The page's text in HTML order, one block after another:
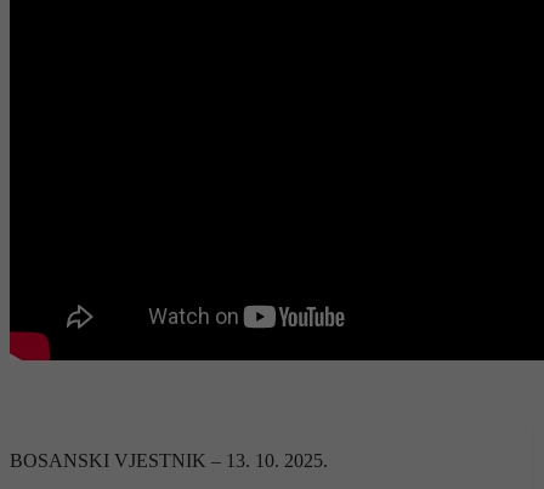
BOSANSKI VJESTNIK – 13. 10. 2025.